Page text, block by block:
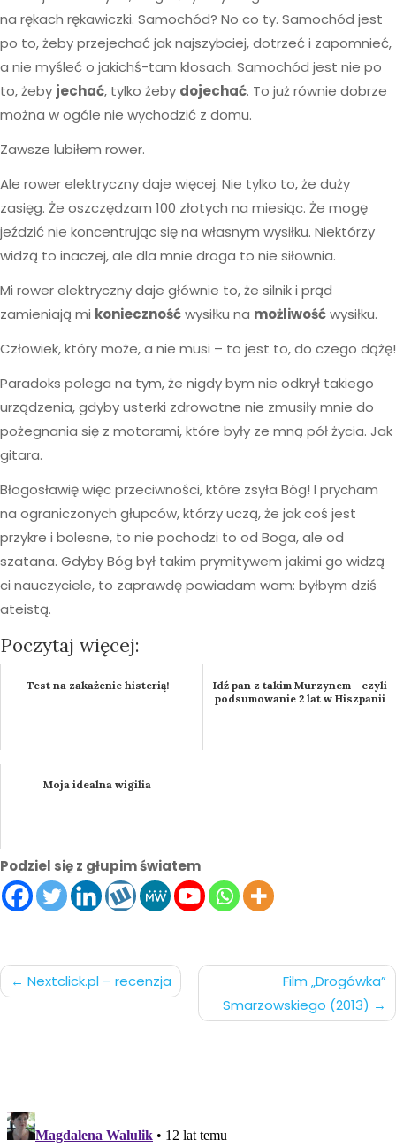
na rękach rękawiczki. Samochód? No co ty. Samochód jest
po to, żeby przejechać jak najszybciej, dotrzeć i zapomnieć,
a nie myśleć o jakichś-tam kłosach. Samochód jest nie po
to, żeby jechać, tylko żeby dojechać. To już równie dobrze
można w ogóle nie wychodzić z domu.
Zawsze lubiłem rower.
Ale rower elektryczny daje więcej. Nie tylko to, że duży
zasięg. Że oszczędzam 100 złotych na miesiąc. Że mogę
jeździć nie koncentrując się na własnym wysiłku. Niektórzy
widzą to inaczej, ale dla mnie droga to nie siłownia.
Mi rower elektryczny daje głównie to, że silnik i prąd
zamieniają mi koniecznośćwysiłku na możliwośćwysiłku.
Człowiek, który może, a nie musi – to jest to, do czego dążę!
Paradoks polega na tym, że nigdy bym nie odkrył takiego
urządzenia, gdyby usterki zdrowotne nie zmusiły mnie do
pożegnania się z motorami, które były ze mną pół życia. Jak
gitara.
Błogosławię więc przeciwności, które zsyła Bóg! I prycham
na ograniczonych głupców, którzy uczą, że jak coś jest
przykre i bolesne, to nie pochodzi to od Boga, ale od
szatana. Gdyby Bóg był takim prymitywem jakimi go widzą
ci nauczyciele, to zaprawdę powiadam wam: byłbym dziś
ateistą.
Poczytaj więcej:
Test na zakażenie histerią!
Idź pan z takim Murzynem - czyli
podsumowanie 2 lat w Hiszpanii
Moja idealna wigilia
Podziel się z głupim światem
Nawigacja
Nextclick.pl – recenzja
Film „Drogówka”
Smarzowskiego (2013)